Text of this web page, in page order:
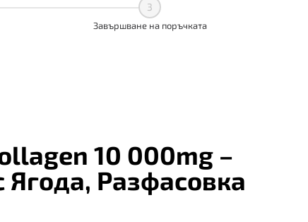
3
Завършване на поръчката
10 000mg –
Ягода, Разфасовка